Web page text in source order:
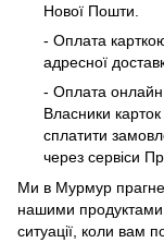
Нової Пошти.
- Оплата
адресної
- Оплата онлайн
Власники
сплатити
через сервіси
Ми в Мурмур
нашими
ситуації, коли вам